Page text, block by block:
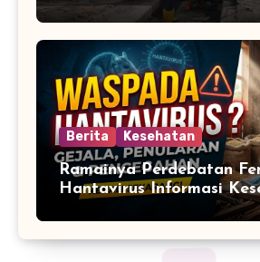
Berita Kesehatan
Ramainya Perdebatan
Hantavirus Informasi